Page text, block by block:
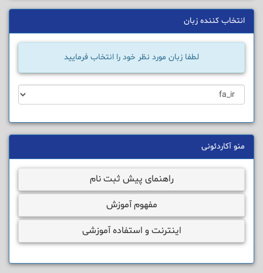
انتخاب کننده زبان
لطفا زبان مورد نظر خود را انتخاب فرمایید
منو آکاردئونی
راهنمای پیش ثبت نام
مفهوم آموزش
اینترنت و استفاده آموزشی